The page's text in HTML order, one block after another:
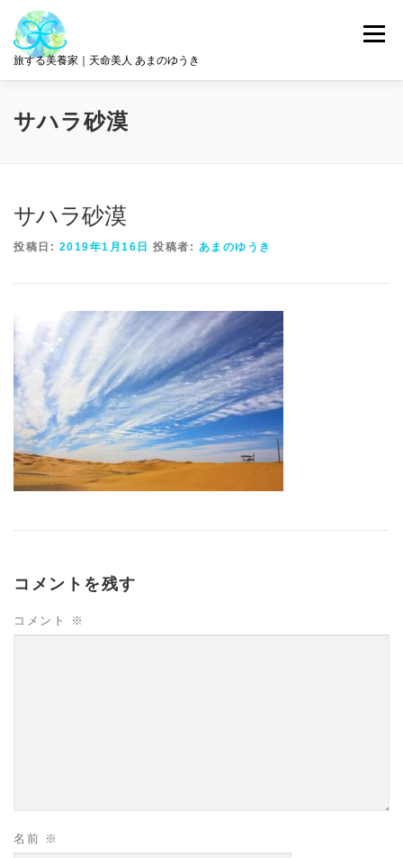
ツ
旅する美養家｜天命美人 あまのゆうき
メニュー
統合美養 旅とリトリート
サハラ砂漠
サハラ砂漠
投稿日: 2019年1月16日 投稿者: あまのゆうき
コメントを残す
コメント ※
名前 ※